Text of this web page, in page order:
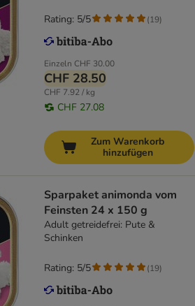
Einzeln CHF 30.00
CHF 28.50
CHF 7.92 / kg
CHF 27.08
Rating: 5/5 (19)
Zum Warenkorb
hinzufügen
Sparpaket animonda vom
Feinsten 24 x 150 g
Adult getreidefrei: Pute &
Schinken
Rating: 5/5 (19)